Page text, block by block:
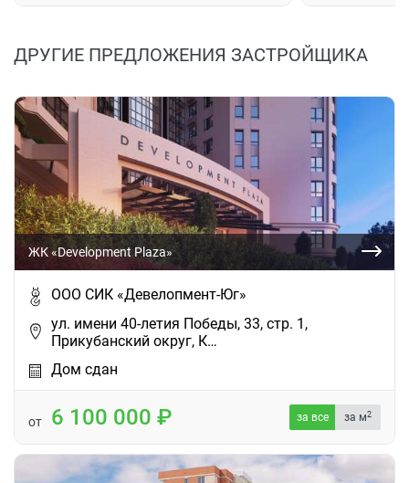
ДРУГИЕ ПРЕДЛОЖЕНИЯ ЗАСТРОЙЩИКА
ЖК «Development Plaza»
ООО СИК «Девелопмент-Юг»
ул. имени 40-летия Победы, 33, стр. 1,
Прикубанский округ, К…
Дом сдан
от 6 100 000 за все за м2